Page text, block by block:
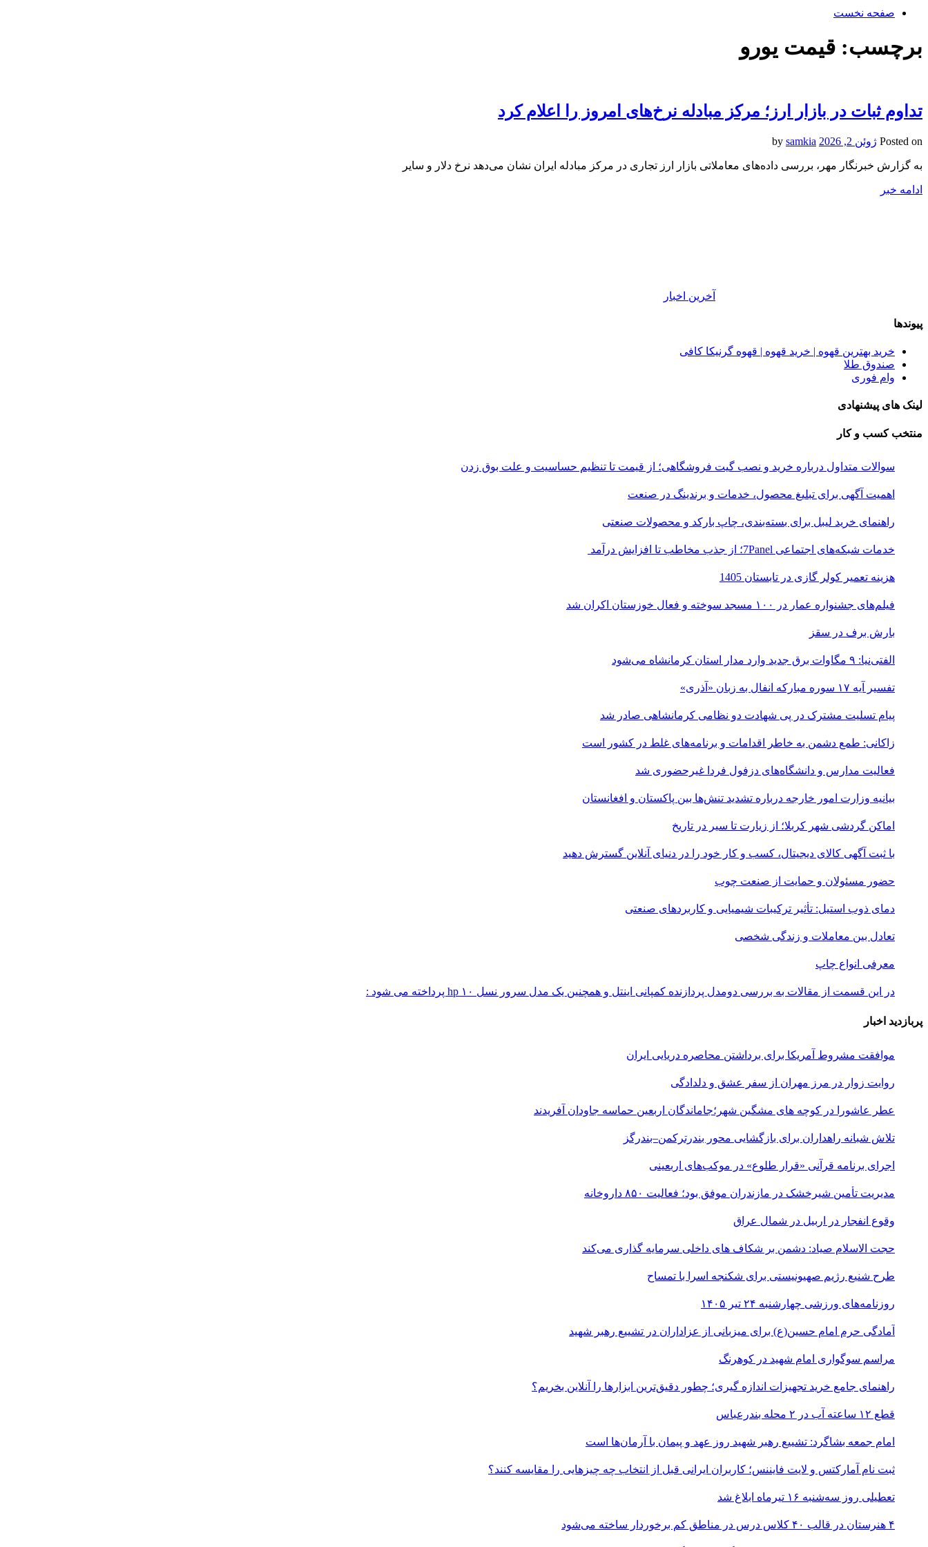
صفحه نخست
برچسب: قیمت یورو
تداوم ثبات در بازار ارز؛ مرکز مبادله نرخ‌های امروز را اعلام کرد
Posted on ژوئن 2, 2026 samkia
به گزارش خبرنگار مهر، بررسی داده‌های معاملاتی بازار ارز تجاری در مرکز مبادله ایران نشان می‌دهد نرخ دلار و سایر
ادامه خبر
آخرین اخبار
پیوندها
خرید بهترین قهوه | خرید قهوه | قهوه گرنیکا کافی
صندوق طلا
وام فوری
لینک های پیشنهادی
منتخب کسب و کار
سوالات متداول درباره خرید و نصب گیت فروشگاهی؛ از قیمت تا تنظیم حساسیت و علت بوق زدن
اهمیت آگهی برای تبلیغ محصول، خدمات و برندینگ در صنعت
راهنمای خرید لیبل برای بسته‌بندی، چاپ بارکد و محصولات صنعتی
خدمات شبکه‌های اجتماعی 7Panel؛ از جذب مخاطب تا افزایش درآمد
هزینه تعمیر کولر گازی در تابستان 1405
فیلم‌های جشنواره عمار در ۱۰۰ مسجد سوخته و فعال خوزستان اکران شد
بارش برف در سقز
الفتی‌نیا: ۹ مگاوات برق جدید وارد مدار استان کرمانشاه می‌شود
تفسیر آیه ۱۷ سوره مبارکه انفال به زبان «آذری»
پیام تسلیت مشترک در پی شهادت دو نظامی کرمانشاهی صادر شد
زاکانی: طمع دشمن به خاطر اقدامات و برنامه‌های غلط در کشور است
فعالیت مدارس و دانشگاه‌های دزفول فردا غیرحضوری شد
بیانیه وزارت امور خارجه درباره تشدید تنش‌ها بین پاکستان و افغانستان
اماکن گردشی شهر کربلا؛ از زیارت تا سیر در تاریخ
با ثبت آگهی کالای دیجیتال، کسب و کار خود را در دنیای آنلاین گسترش دهید
حضور مسئولان و حمایت از صنعت چوب
دمای ذوب استیل: تأثیر ترکیبات شیمیایی و کاربردهای صنعتی
تعادل بین معاملات و زندگی شخصی
معرفی انواع چاپ
در این قسمت از مقالات به بررسی دو‌مدل پردازنده کمپانی اینتل و همچنین یک مدل سرور نسل ۱۰ hp پرداخته می شود :
پربازدید اخبار
موافقت مشروط آمریکا برای برداشتن محاصره دریایی ایران
روایت زوار در مرز مهران از سفر عشق و دلدادگی
عطر عاشورا در کوچه های مشگین شهر؛جاماندگان اربعین حماسه جاودان آفریدند
تلاش شبانه راهداران برای بازگشایی محور بندرترکمن–بندرگز
اجرای برنامه قرآنی «قرار طلوع» در موکب‌های اربعینی
مدیریت تأمین شیرخشک در مازندران موفق بود؛ فعالیت ۸۵۰ داروخانه
وقوع انفجار در اربیل در شمال عراق
حجت الاسلام صیاد: دشمن بر شکاف‌ های داخلی سرمایه‌ گذاری می‌کند
طرح شنیع رژیم صهیونیستی برای شکنجه اسرا با تمساح
روزنامه‌های ورزشی چهارشنبه ۲۴ تیر ۱۴۰۵
آمادگی حرم امام حسین(ع) برای میزبانی از عزاداران در تشییع رهبر شهید
مراسم سوگواری امام شهید در کوهرنگ
راهنمای جامع خرید تجهیزات اندازه گیری؛ چطور دقیق‌ترین ابزارها را آنلاین بخریم؟
قطع ۱۲ ساعته آب در ۲ محله بندرعباس
امام جمعه بشاگرد: تشییع رهبر شهید روز عهد و پیمان با آرمان‌ها است
ثبت نام آمارکتس و لایت فایننس؛ کاربران ایرانی قبل از انتخاب چه چیزهایی را مقایسه کنند؟
تعطیلی روز سه‌شنبه ۱۶ تیرماه ابلاغ شد
۴ هنرستان در قالب ۴۰ کلاس درس در مناطق کم برخوردار ساخته می‌شود